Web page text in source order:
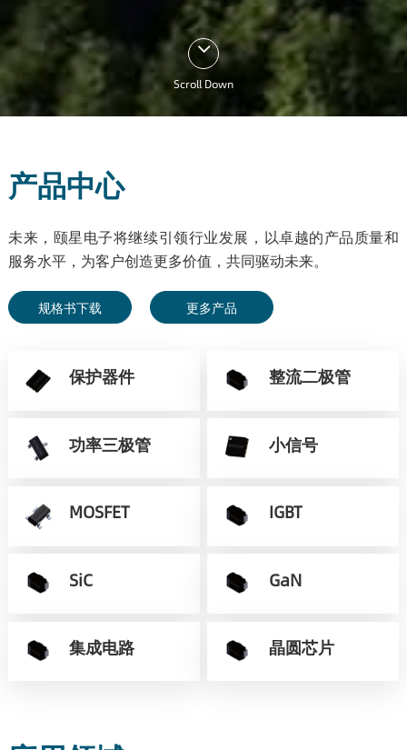
Scroll Down
产品中心
未来，颐星电子将继续引领行业发展，以卓越的产品质量和
服务水平，为客户创造更多价值，共同驱动未来。
规格书下载 更多产品
保护器件 整流二极管
功率三极管 小信号
MOSFET IGBT
SiC GaN
集成电路 晶圆芯片